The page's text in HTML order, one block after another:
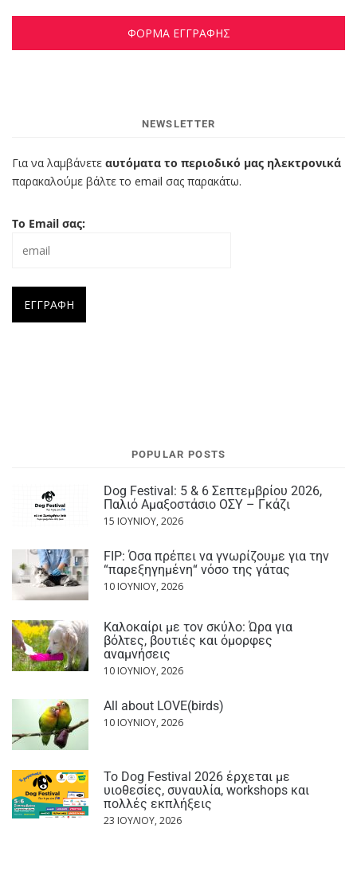
ΦΟΡΜΑ ΕΓΓΡΑΦΗΣ
NEWSLETTER
Για να λαμβάνετε αυτόματα το περιοδικό μας ηλεκτρονικά
παρακαλούμε βάλτε το email σας παρακάτω.
Το Email σας:
POPULAR POSTS
Dog Festival: 5 & 6 Σεπτεμβρίου 2026,
Παλιό Αμαξοστάσιο ΟΣΥ – Γκάζι
15 ΙΟΥΝΊΟΥ, 2026
FIP: Όσα πρέπει να γνωρίζουμε για την
“παρεξηγημένη“ νόσο της γάτας
10 ΙΟΥΝΊΟΥ, 2026
Καλοκαίρι με τον σκύλο: Ώρα για
βόλτες, βουτιές και όμορφες
αναμνήσεις
10 ΙΟΥΝΊΟΥ, 2026
All about LOVE(birds)
10 ΙΟΥΝΊΟΥ, 2026
Το Dog Festival 2026 έρχεται με
υιοθεσίες, συναυλία, workshops και
πολλές εκπλήξεις
23 ΙΟΥΛΊΟΥ, 2026